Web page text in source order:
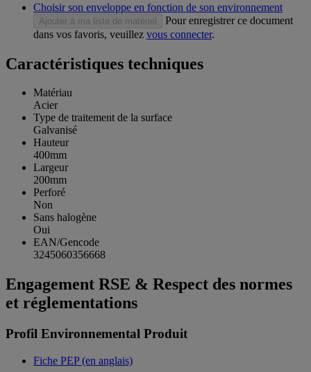
Choisir son enveloppe en fonction de son environnement
Ajouter à ma liste de matériel
Pour enregistrer ce document
dans vos favoris, veuillez vous connecter.
Caractéristiques techniques
Matériau
Acier
Type de traitement de la surface
Galvanisé
Hauteur
400mm
Largeur
200mm
Perforé
Non
Sans halogène
Oui
EAN/Gencode
3245060356668
Engagement RSE & Respect des normes
et réglementations
Profil Environnemental Produit
Fiche PEP (en anglais)